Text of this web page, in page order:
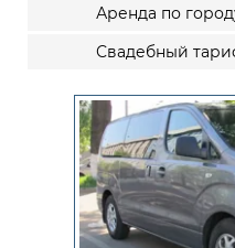
Аренда по
Свадебный